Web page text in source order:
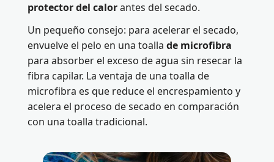
protector del calorantes del secado.
Un pequeño consejo: para acelerar el secado,
envuelve el pelo en una toalla de microfibra
para absorber el exceso de agua sin resecar la
fibra capilar. La ventaja de una toalla de
microfibra es que reduce el encrespamiento y
acelera el proceso de secado en comparación
con una toalla tradicional.